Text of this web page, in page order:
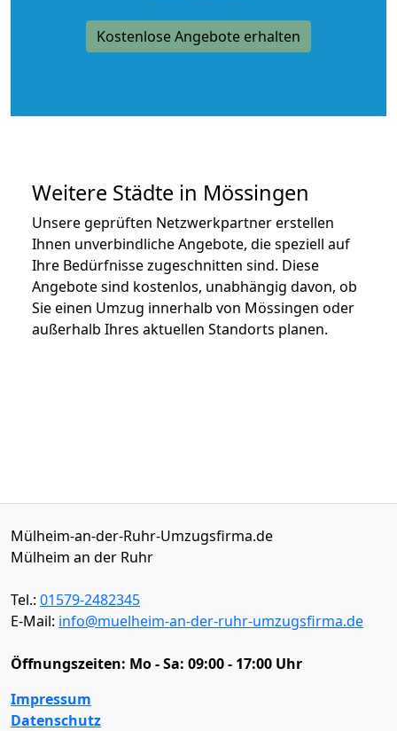
Kostenlose Angebote erhalten
Weitere Städte in Mössingen
Unsere geprüften Netzwerkpartner erstellen
Ihnen unverbindliche Angebote, die speziell auf
Ihre Bedürfnisse zugeschnitten sind. Diese
Angebote sind kostenlos, unabhängig davon, ob
Sie einen Umzug innerhalb von Mössingen oder
außerhalb Ihres aktuellen Standorts planen.
Mülheim-an-der-Ruhr-Umzugsfirma.de
Mülheim an der Ruhr
Tel.: 01579-2482345
E-Mail: info@muelheim-an-der-ruhr-umzugsfirma.de
Öffnungszeiten: Mo - Sa: 09:00 - 17:00 Uhr
Impressum
Datenschutz